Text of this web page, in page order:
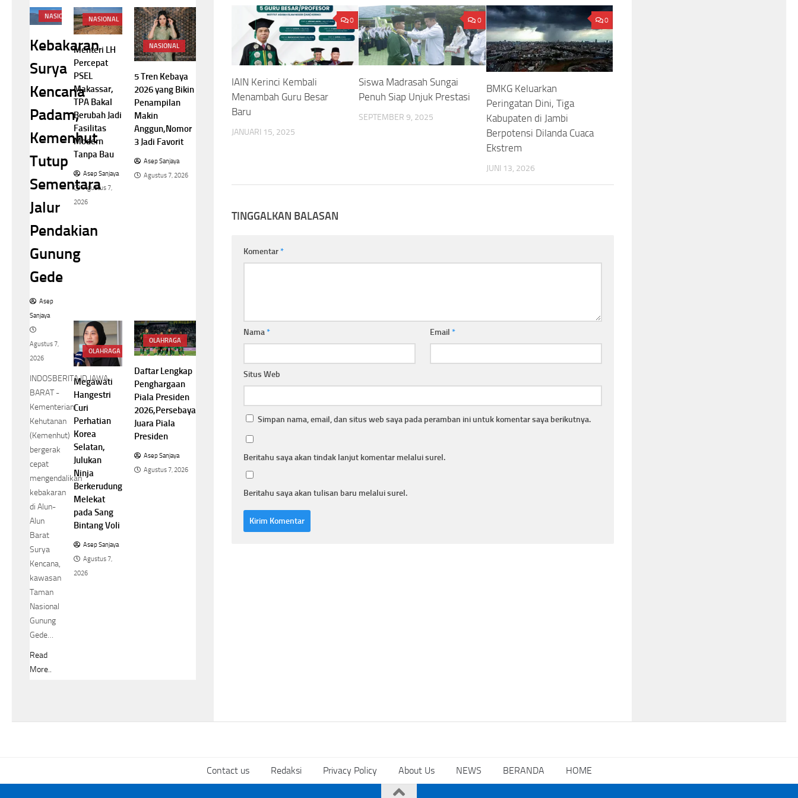
0
IAIN Kerinci Kembali
Menambah Guru Besar
Baru
JANUARI 15, 2025
0
Siswa Madrasah Sungai
Penuh Siap Unjuk Prestasi
SEPTEMBER 9, 2025
0
BMKG Keluarkan
Peringatan Dini, Tiga
Kabupaten di Jambi
Berpotensi Dilanda Cuaca
Ekstrem
JUNI 13, 2026
TINGGALKAN BALASAN
Komentar*
Nama* Email*
Situs Web
Simpan nama, email, dan situs web saya pada peramban ini untuk komentar saya berikutnya.
Beritahu saya akan tindak lanjut komentar melalui surel.
Beritahu saya akan tulisan baru melalui surel.
NASIONAL
Kebakaran
Surya
Kencana
Padam,
Kemenhut
Tutup
Sementara
Jalur
Pendakian
Gunung
Gede
Asep
Sanjaya
Agustus 7,
2026
INDOSBERITA.ID.JAWA
BARAT -
Kementerian
Kehutanan
(Kemenhut)
bergerak
cepat
mengendalikan
kebakaran
di Alun-
Alun
Barat
Surya
Kencana,
kawasan
Taman
Nasional
Gunung
Gede…
Read
More..
NASIONAL
Menteri LH
Percepat
PSEL
Makassar,
TPA Bakal
Berubah Jadi
Fasilitas
Modern
Tanpa Bau
Asep Sanjaya
Agustus 7,
2026
NASIONAL
5 Tren Kebaya
2026 yang Bikin
Penampilan
Makin
Anggun,Nomor
3 Jadi Favorit
Asep Sanjaya
Agustus 7, 2026
OLAHRAGA
Megawati
Hangestri
Curi
Perhatian
Korea
Selatan,
Julukan
Ninja
Berkerudung
Melekat
pada Sang
Bintang Voli
Asep Sanjaya
Agustus 7,
2026
OLAHRAGA
Daftar Lengkap
Penghargaan
Piala Presiden
2026,Persebaya
Juara Piala
Presiden
Asep Sanjaya
Agustus 7, 2026
Contact us Redaksi Privacy Policy About Us NEWS BERANDA HOME